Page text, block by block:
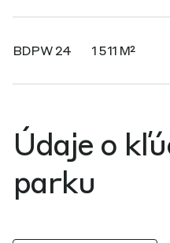
BDPW 24 1 511 M²
Údaje o
parku